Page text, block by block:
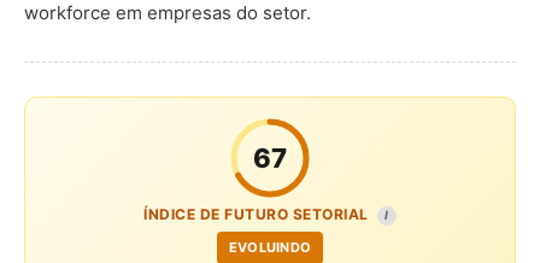
workforce em empresas do setor.
67
ÍNDICE DE FUTURO SETORIAL I
EVOLUINDO